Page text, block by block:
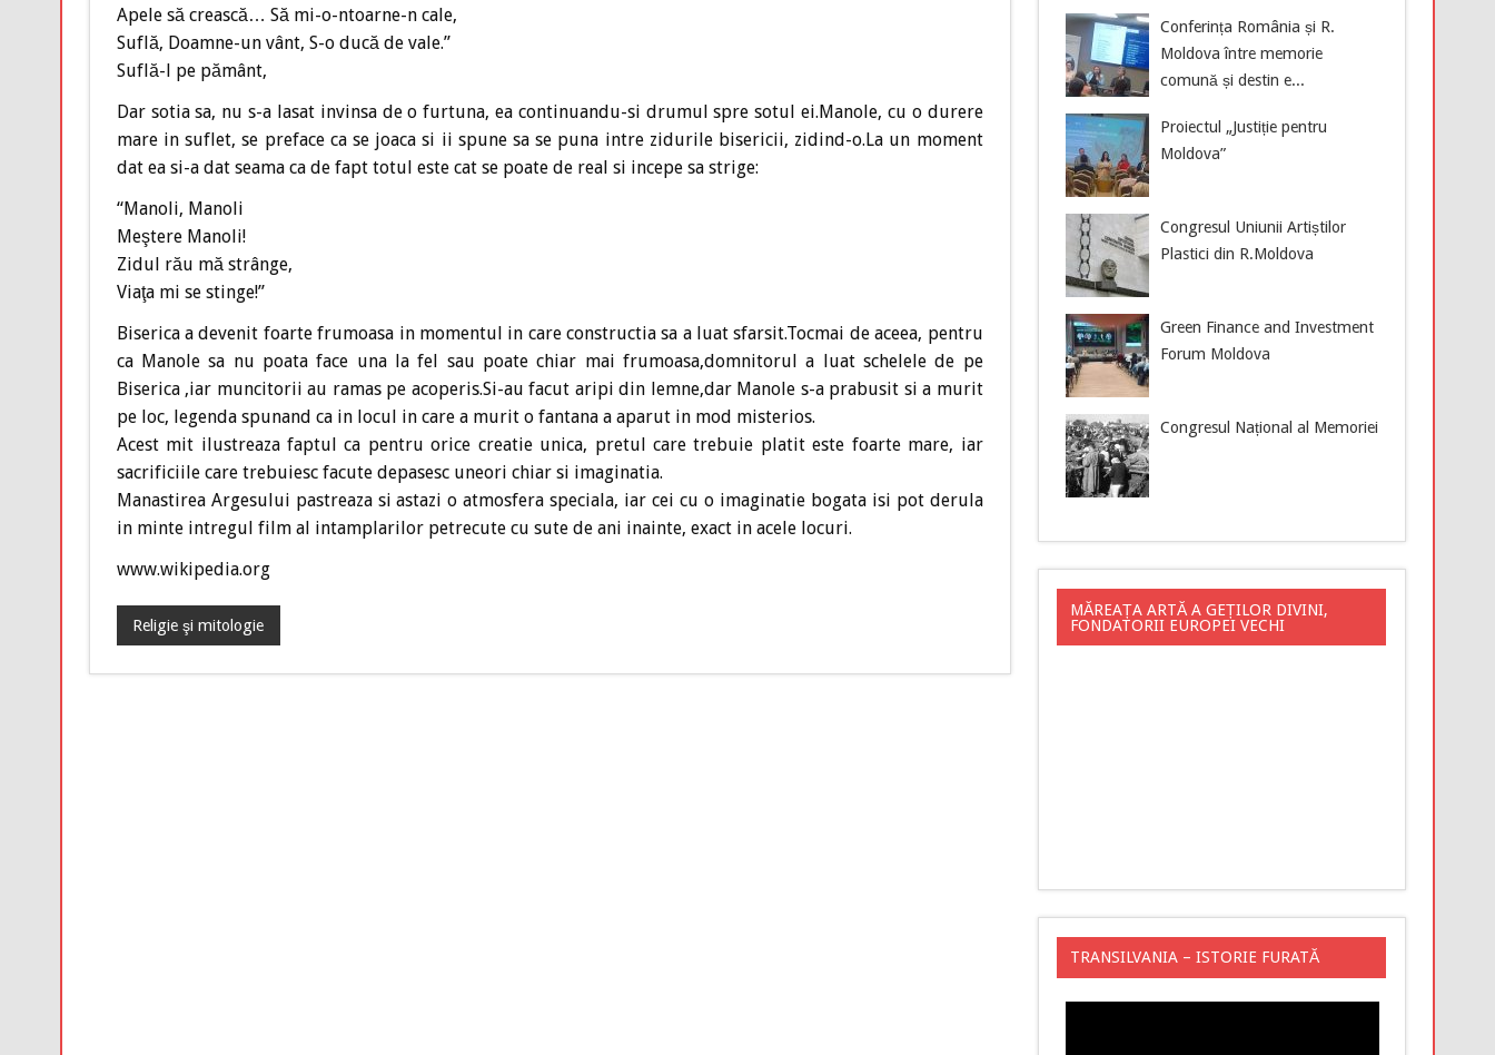
Apele să crească… Să mi-o-ntoarne-n cale,
Suflă, Doamne-un vânt, S-o ducă de vale.”
Suflă-l pe pământ,
Dar sotia sa, nu s-a lasat invinsa de o furtuna, ea continuandu-si drumul spre sotul ei.Manole, cu o durere
mare in suflet, se preface ca se joaca si ii spune sa se puna intre zidurile bisericii, zidind-o.La un moment
dat ea si-a dat seama ca de fapt totul este cat se poate de real si incepe sa strige:
“Manoli, Manoli
Meştere Manoli!
Zidul rău mă strânge,
Viaţa mi se stinge!”
Biserica a devenit foarte frumoasa in momentul in care constructia sa a luat sfarsit.Tocmai de aceea, pentru
ca Manole sa nu poata face una la fel sau poate chiar mai frumoasa,domnitorul a luat schelele de pe
Biserica ,iar muncitorii au ramas pe acoperis.Si-au facut aripi din lemne,dar Manole s-a prabusit si a murit
pe loc, legenda spunand ca in locul in care a murit o fantana a aparut in mod misterios.
Acest mit ilustreaza faptul ca pentru orice creatie unica, pretul care trebuie platit este foarte mare, iar
sacrificiile care trebuiesc facute depasesc uneori chiar si imaginatia.
Manastirea Argesului pastreaza si astazi o atmosfera speciala, iar cei cu o imaginatie bogata isi pot derula
in minte intregul film al intamplarilor petrecute cu sute de ani inainte, exact in acele locuri.
www.wikipedia.org
Religie şi mitologie
Conferința România și R.
Moldova între memorie
comună și destin e...
Proiectul „Justiție pentru
Moldova”
Congresul Uniunii Artiștilor
Plastici din R.Moldova
Green Finance and Investment
Forum Moldova
Congresul Național al Memoriei
MĂREAȚA ARTĂ A GEȚILOR DIVINI,
FONDATORII EUROPEI VECHI
TRANSILVANIA – ISTORIE FURATĂ